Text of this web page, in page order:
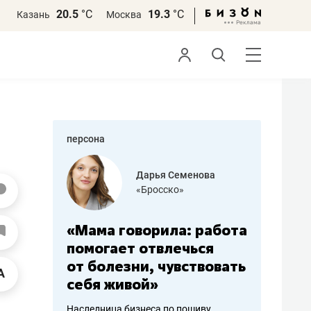
Казань 20.5 °С Москва 19.3 °С
персона
Дарья Семенова
«Бросско»
«Мама говорила: работа
помогает отвлечься
от болезни, чувствовать
себя живой»